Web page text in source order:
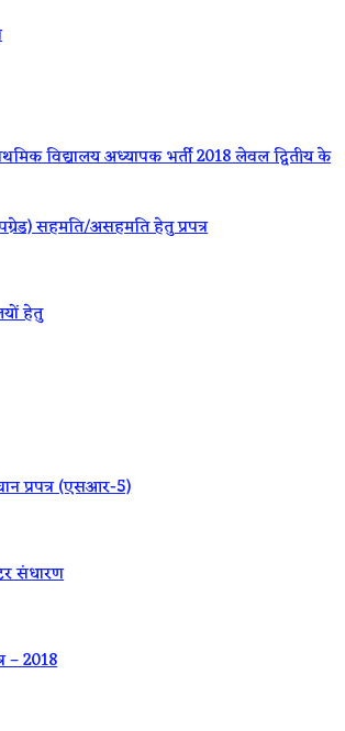
विद्यालय अध्यापक भर्ती 2018 लेवल द्वितीय के
सहमति/असहमति हेतु प्रपत्र
हेतु
प्रपत्र (एसआर-5)
संधारण
– 2018